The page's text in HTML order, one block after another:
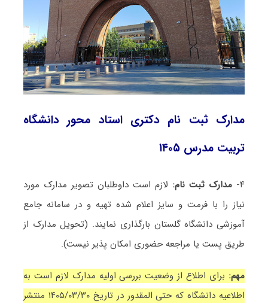
مدارک ثبت نام دکتری استاد محور دانشگاه
تربیت مدرس ۱۴۰۵
۴- مدارک ثبت نام: لازم است داوطلبان تصویر مدارک مورد
نیاز را با فرمت و سایز اعلام شده تهیه و در سامانه جامع
آموزشی دانشگاه گلستان بارگذاری نمایند. (تحویل مدارک از
طریق پست یا مراجعه حضوری امکان پذیر نیست).
مهم: برای اطلاع از وضعیت بررسی اولیه مدارک لازم است به
اطلاعیه دانشگاه که حتی المقدور در تاریخ ۱۴۰۵/۰۳/۳۰ منتشر